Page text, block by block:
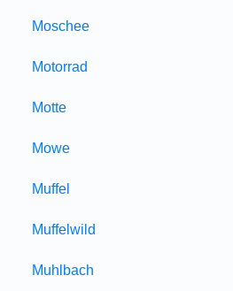
Moschee
Motorrad
Motte
Mowe
Muffel
Muffelwild
Muhlbach